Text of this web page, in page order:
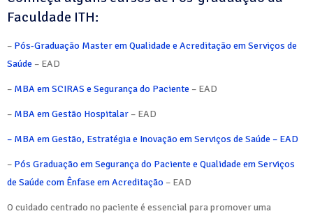
Faculdade ITH:
– Pós-Graduação Master em Qualidade e Acreditação em Serviços de
Saúde – EAD
– MBA em SCIRAS e Segurança do Paciente – EAD
– MBA em Gestão Hospitalar – EAD
– MBA em Gestão, Estratégia e Inovação em Serviços de Saúde – EAD
– Pós Graduação em Segurança do Paciente e Qualidade em Serviços
de Saúde com Ênfase em Acreditação – EAD
O cuidado centrado no paciente é essencial para promover uma